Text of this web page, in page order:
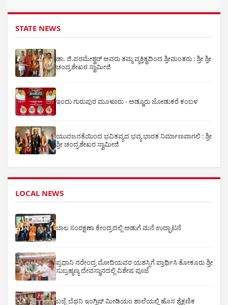
STATE NEWS
ಡಾ. ಜಿ.ಪರಮೇಶ್ವರ್ ಅವರು ತಮ್ಮ ವ್ಯಕ್ತಿತ್ವದಿಂದ ಶ್ರೀಮಂತರು : ಶ್ರೀ ಶ್ರೀ
ಚಂದ್ರಶೇಖರ ಸ್ವಾಮೀಜಿ
ಇಂದು ಗುರುಪುರ ಮೂಳೂರು - ಅಡ್ಡೂರು ಜೋಡುಕರೆ ಕಂಬಳ
ಯುವಜನತೆಯಿಂದ ಭವಿತವ್ಯದ ಭವ್ಯ ಭಾರತ ನಿರ್ಮಾಣವಾಗಲಿ : ಶ್ರೀ
ಶ್ರೀ ಚಂದ್ರಶೇಖರ ಸ್ವಾಮೀಜಿ
LOCAL NEWS
ಬಾಲ ಸಂರಕ್ಷಣಾ ಕೇಂದ್ರದಲ್ಲಿ ಅಡುಗೆ ಮನೆ ಉದ್ಘಾಟನೆ
ಪ್ರಧಾನಿ ನರೇಂದ್ರ ಮೋದಿಯವರ ಯಶಸ್ಸಿಗೆ ಪ್ರಾರ್ಥಿಸಿ ತೋಕೂರು ಶ್ರೀ
ಸುಬ್ರಹ್ಮಣ್ಯ ದೇವಸ್ಥಾನದಲ್ಲಿ ವಿಶೇಷ ಪೂಜೆ
ಬಜ್ಪೆ ಬೆಥನಿ ಇಂಗ್ಲಿಷ್ ಮೀಡಿಯಂ ಶಾಲೆಯಲ್ಲಿ ಹೊಸ ಶೈಕ್ಷಣಿಕ